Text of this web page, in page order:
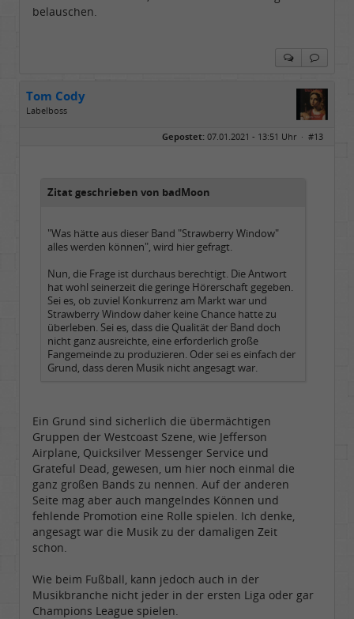
belauschen.
Tom Cody
Labelboss
Gepostet: 07.01.2021 - 13:51 Uhr · #13
Zitat geschrieben von badMoon
"Was hätte aus dieser Band "Strawberry Window"
alles werden können", wird hier gefragt.
Nun, die Frage ist durchaus berechtigt. Die Antwort
hat wohl seinerzeit die geringe Hörerschaft gegeben.
Sei es, ob zuviel Konkurrenz am Markt war und
Strawberry Window daher keine Chance hatte zu
überleben. Sei es, dass die Qualität der Band doch
nicht ganz ausreichte, eine erforderlich große
Fangemeinde zu produzieren. Oder sei es einfach der
Grund, dass deren Musik nicht angesagt war.
Ein Grund sind sicherlich die übermächtigen
Gruppen der Westcoast Szene, wie Jefferson
Airplane, Quicksilver Messenger Service und
Grateful Dead, gewesen, um hier noch einmal die
ganz großen Bands zu nennen. Auf der anderen
Seite mag aber auch mangelndes Können und
fehlende Promotion eine Rolle spielen. Ich denke,
angesagt war die Musik zu der damaligen Zeit
schon.
Wie beim Fußball, kann jedoch auch in der
Musikbranche nicht jeder in der ersten Liga oder gar
Champions League spielen.